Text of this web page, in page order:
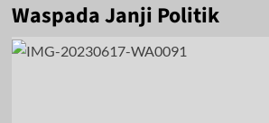
Waspada Janji Politik